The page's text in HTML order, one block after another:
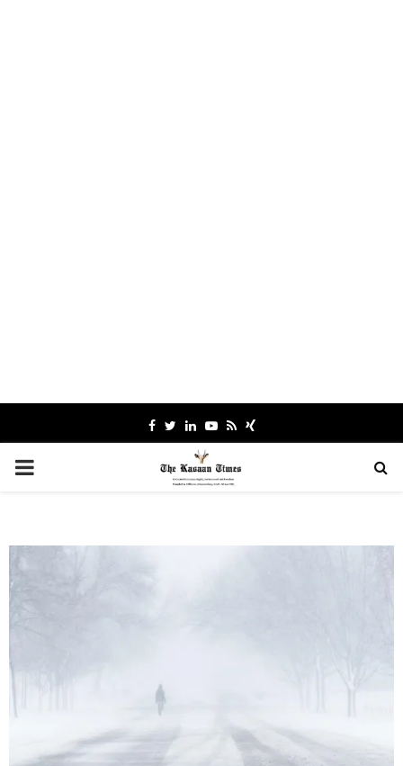
Facebook
TwitterLinkedinYoutube
RssXing
PRIMARY